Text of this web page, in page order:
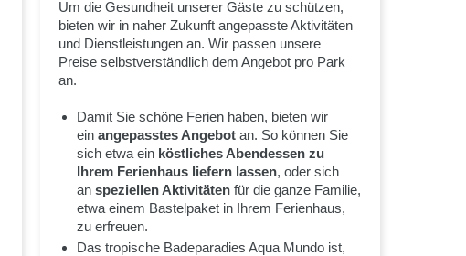
Um die Gesundheit unserer Gäste zu schützen,
bieten wir in naher Zukunft angepasste Aktivitäten
und Dienstleistungen an. Wir passen unsere
Preise selbstverständlich dem Angebot pro Park
an.
Damit Sie schöne Ferien haben, bieten wir
ein angepasstes Angebot an. So können Sie
sich etwa ein köstliches Abendessen zu
Ihrem Ferienhaus liefern lassen, oder sich
an speziellen Aktivitäten für die ganze Familie,
etwa einem Bastelpaket in Ihrem Ferienhaus,
zu erfreuen.
Das tropische Badeparadies Aqua Mundo ist,